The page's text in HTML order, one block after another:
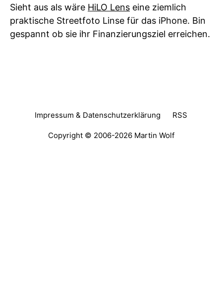
Sieht aus als wäre HiLO Lens eine ziemlich
praktische Streetfoto Linse für das iPhone. Bin
gespannt ob sie ihr Finanzierungsziel erreichen.
Impressum & Datenschutzerklärung RSS
Copyright © 2006-2026 Martin Wolf